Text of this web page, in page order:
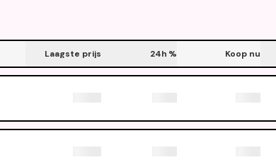
Laagste prijs 24h % Koop nu